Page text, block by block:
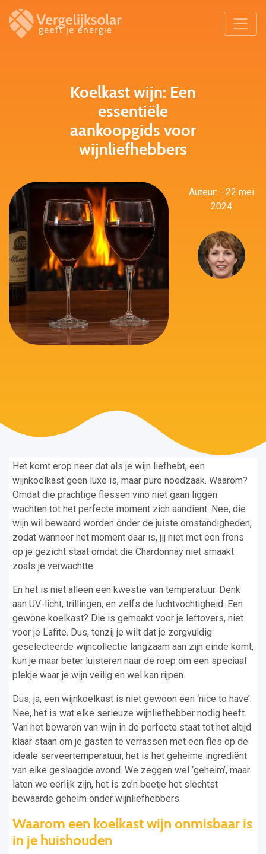
Koelkast wijn: Een
essentiële
aankoopgids voor
wijnliefhebbers
Auteur: - 22 mei
2024
Het komt erop neer dat als je wijn liefhebt, een
wijnkoelkast geen luxe is, maar pure noodzaak. Waarom?
Omdat die prachtige flessen vino niet gaan liggen
wachten tot het perfecte moment zich aandient. Nee, die
wijn wil bewaard worden onder de juiste omstandigheden,
zodat wanneer het moment daar is, jij niet met een frons
op je gezicht staat omdat die Chardonnay niet smaakt
zoals je verwachtte.
En het is niet alleen een kwestie van temperatuur. Denk
aan UV-licht, trillingen, en zelfs de luchtvochtigheid. Een
gewone koelkast? Die is gemaakt voor je leftovers, niet
voor je Lafite. Dus, tenzij je wilt dat je zorgvuldig
geselecteerde wijncollectie langzaam aan zijn einde komt,
kun je maar beter luisteren naar de roep om een speciaal
plekje waar je wijn veilig en wel kan rijpen.
Dus, ja, een wijnkoelkast is niet gewoon een ‘nice to have’.
Nee, het is wat elke serieuze wijnliefhebber nodig heeft.
Van het bewaren van wijn in de perfecte staat tot het altijd
klaar staan om je gasten te verrassen met een fles op de
ideale serveertemperatuur, het is het geheime ingrediënt
van elke geslaagde avond. We zeggen wel ‘geheim’, maar
laten we eerlijk zijn, het is zo’n beetje het slechtst
bewaarde geheim onder wijnliefhebbers.
Waarom een koelkast wijn onmisbaar is
in je huishouden